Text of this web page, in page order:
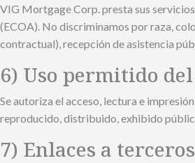
VIG Mortgage Corp. presta sus
(ECOA). No discriminamos por raza,
contractual), recepción de asistencia
6) Uso permitido
Se autoriza el acceso, lectura e
reproducido, distribuido, exhibido
7) Enlaces a terceros